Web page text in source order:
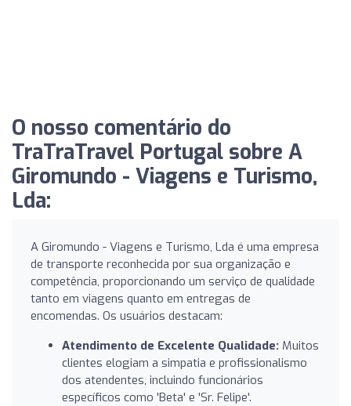
O nosso comentário do
TraTraTravel Portugal sobre A
Giromundo - Viagens e Turismo,
Lda:
A Giromundo - Viagens e Turismo, Lda é uma empresa
de transporte reconhecida por sua organização e
competência, proporcionando um serviço de qualidade
tanto em viagens quanto em entregas de
encomendas. Os usuários destacam:
Atendimento de Excelente Qualidade: Muitos
clientes elogiam a simpatia e profissionalismo
dos atendentes, incluindo funcionários
específicos como 'Beta' e 'Sr. Felipe'.